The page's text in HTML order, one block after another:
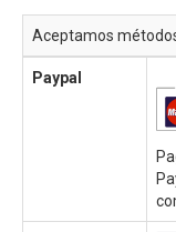
Aceptamos
Paypal